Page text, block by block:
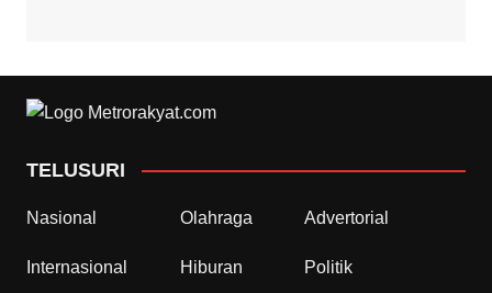
TELUSURI
Nasional Olahraga Advertorial
Internasional Hiburan Politik